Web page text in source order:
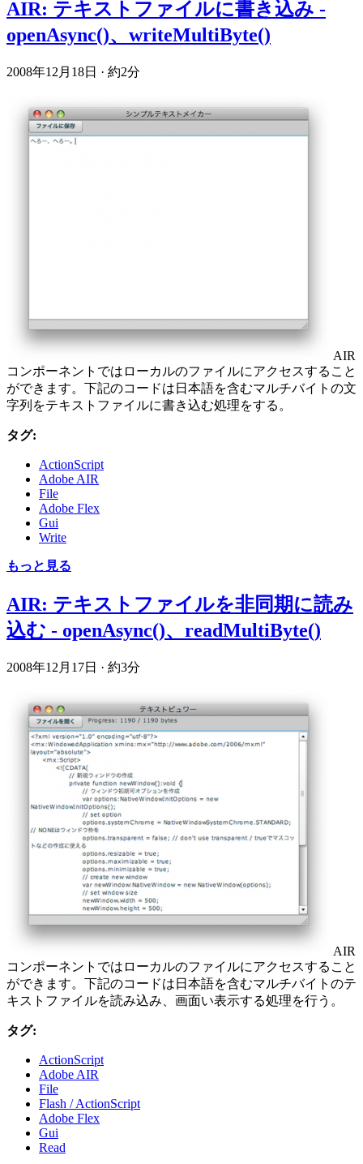
AIR: テキストファイルに書き込み -
openAsync()、writeMultiByte()
2008年12月18日 · 約2分
AIR
コンポーネントではローカルのファイルにアクセスすること
ができます。下記のコードは日本語を含むマルチバイトの文
字列をテキストファイルに書き込む処理をする。
タグ:
ActionScript
Adobe AIR
File
Adobe Flex
Gui
Write
もっと見る
AIR: テキストファイルを非同期に読み
込む - openAsync()、readMultiByte()
2008年12月17日 · 約3分
AIR
コンポーネントではローカルのファイルにアクセスすること
ができます。下記のコードは日本語を含むマルチバイトのテ
キストファイルを読み込み、画面い表示する処理を行う。
タグ:
ActionScript
Adobe AIR
File
Flash / ActionScript
Adobe Flex
Gui
Read